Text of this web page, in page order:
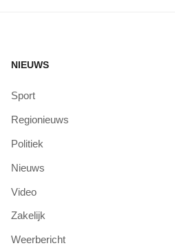
NIEUWS
Sport
Regionieuws
Politiek
Nieuws
Video
Zakelijk
Weerbericht